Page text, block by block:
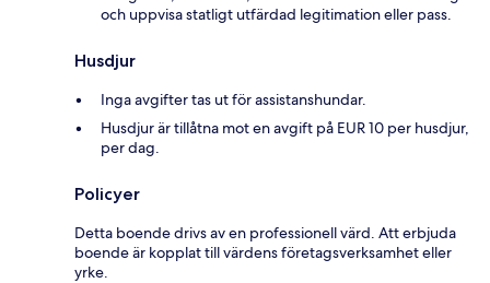
och uppvisa statligt utfärdad legitimation eller pass.
Husdjur
Inga avgifter tas ut för assistanshundar.
Husdjur är tillåtna mot en avgift på EUR 10 per husdjur,
per dag.
Policyer
Detta boende drivs av en professionell värd. Att erbjuda
boende är kopplat till värdens företagsverksamhet eller
yrke.